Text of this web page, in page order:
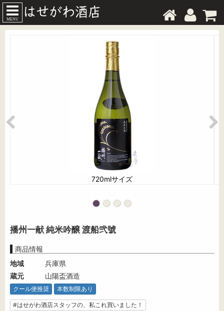
MENU
720mlサイズ
播州一献 純米吟醸 渡船弐號
商品情報
地域
兵庫県
蔵元
山陽盃酒造
クール便推奨 本数制限あり
#はせがわ酒店スタッフの、私これ買いました！